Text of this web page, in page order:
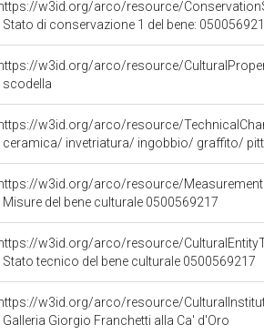
w3id.org/arco/resource/
Stato di conservazione 1 del bene:
w3id.org/arco/resource/
scodella
w3id.org/arco/resource/
ceramica/ invetriatura/ ingobbio/ graffito/
w3id.org/arco/resource/
Misure del bene culturale 0500569217
w3id.org/arco/resource/
Stato tecnico del bene culturale 0500569217
w3id.org/arco/resource/
Galleria Giorgio Franchetti alla Ca' d'Oro